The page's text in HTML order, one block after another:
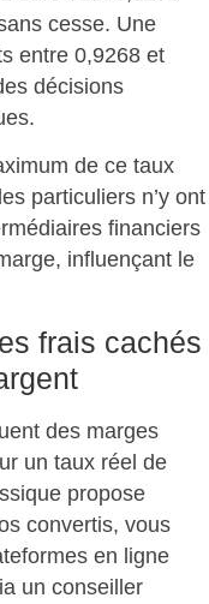
cesse. Une
entre 0,9268 et
décisions
de ce taux
particuliers n’y ont
financiers
, influençant le
frais cachés
des marges
un taux réel de
propose
convertis, vous
en ligne
un conseiller